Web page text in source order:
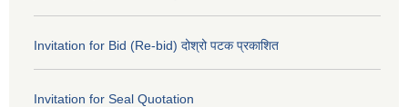
Invitation for Bid (Re-bid) दोश्रो पटक प्रकाशित
Invitation for Seal Quotation